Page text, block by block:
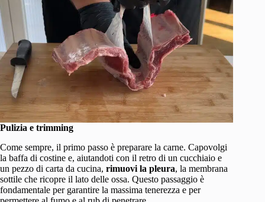
Pulizia e trimming
Come sempre, il primo passo è preparare la carne. Capovolgi
la baffa di costine e, aiutandoti con il retro di un cucchiaio e
un pezzo di carta da cucina, rimuovi la pleura, la membrana
sottile che ricopre il lato delle ossa. Questo passaggio è
fondamentale per garantire la massima tenerezza e per